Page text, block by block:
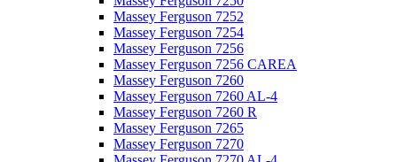
Massey Ferguson 7252
Massey Ferguson 7254
Massey Ferguson 7256
Massey Ferguson 7256 CAREA
Massey Ferguson 7260
Massey Ferguson 7260 AL-4
Massey Ferguson 7260 R
Massey Ferguson 7265
Massey Ferguson 7270